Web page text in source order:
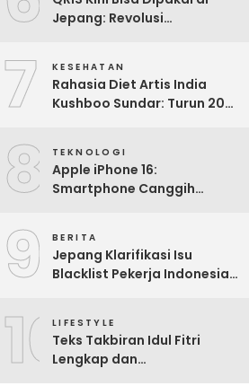
Jepang: Revolusi
7 KESEHATAN
Rahasia Diet Artis India
Kushboo Sundar: Turun 20
8 TEKNOLOGI
Apple iPhone 16:
Smartphone Canggih
9 BERITA
Jepang Klarifikasi Isu
Blacklist Pekerja Indonesia,
10LIFESTYLE
Teks Takbiran Idul Fitri
Lengkap dan